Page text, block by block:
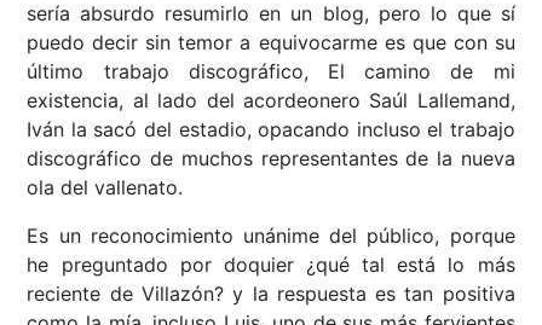
sería absurdo resumirlo en un blog, pero lo que sí
puedo decir sin temor a equivocarme es que con su
último trabajo discográfico, El camino de mi
existencia, al lado del acordeonero Saúl Lallemand,
Iván la sacó del estadio, opacando incluso el trabajo
discográfico de muchos representantes de la nueva
ola del vallenato.
Es un reconocimiento unánime del público, porque
he preguntado por doquier ¿qué tal está lo más
reciente de Villazón? y la respuesta es tan positiva